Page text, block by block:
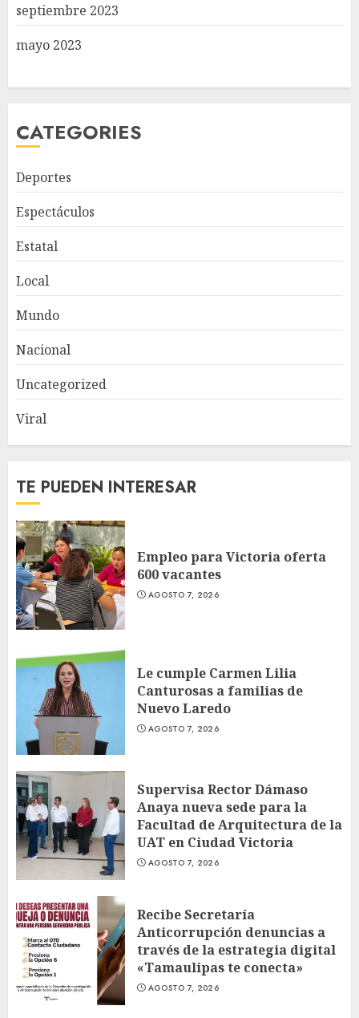
septiembre 2023
mayo 2023
CATEGORIES
Deportes
Espectáculos
Estatal
Local
Mundo
Nacional
Uncategorized
Viral
TE PUEDEN INTERESAR
Empleo para Victoria oferta
600 vacantes
AGOSTO 7, 2026
Le cumple Carmen Lilia
Canturosas a familias de
Nuevo Laredo
AGOSTO 7, 2026
Supervisa Rector Dámaso
Anaya nueva sede para la
Facultad de Arquitectura de la
UAT en Ciudad Victoria
AGOSTO 7, 2026
Recibe Secretaría
Anticorrupción denuncias a
través de la estrategia digital
«Tamaulipas te conecta»
AGOSTO 7, 2026